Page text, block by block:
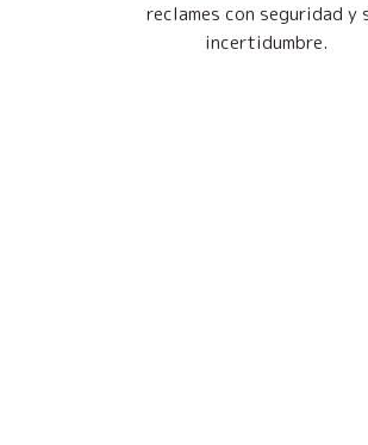
reclames con seguridad y
incertidumbre.